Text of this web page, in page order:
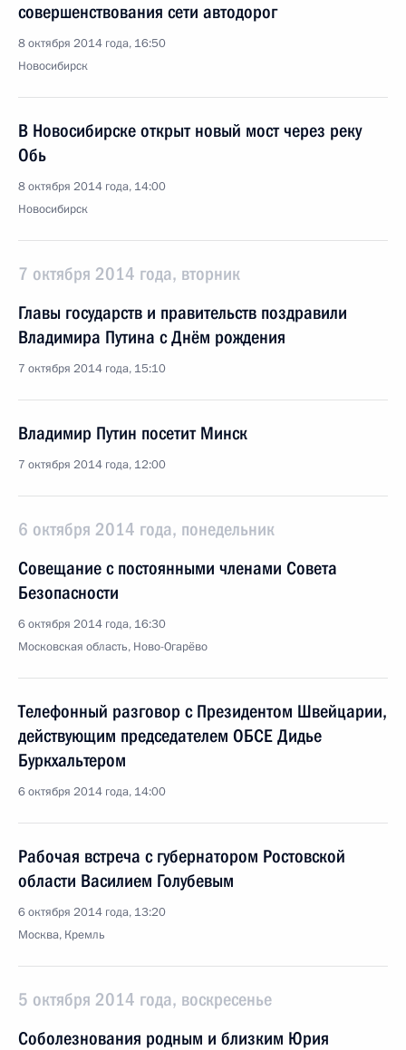
совершенствования сети автодорог
8 октября 2014 года, 16:50
Новосибирск
В Новосибирске открыт новый мост через реку
Обь
8 октября 2014 года, 14:00
Новосибирск
7 октября 2014 года, вторник
Главы государств и правительств поздравили
Владимира Путина с Днём рождения
7 октября 2014 года, 15:10
Владимир Путин посетит Минск
7 октября 2014 года, 12:00
6 октября 2014 года, понедельник
Совещание с постоянными членами Совета
Безопасности
6 октября 2014 года, 16:30
Московская область, Ново-Огарёво
Телефонный разговор с Президентом Швейцарии,
действующим председателем ОБСЕ Дидье
Буркхальтером
6 октября 2014 года, 14:00
Рабочая встреча с губернатором Ростовской
области Василием Голубевым
6 октября 2014 года, 13:20
Москва, Кремль
5 октября 2014 года, воскресенье
Соболезнования родным и близким Юрия